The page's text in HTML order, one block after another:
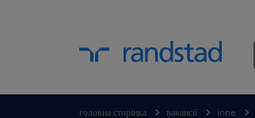
головна сторінка вакансії inne